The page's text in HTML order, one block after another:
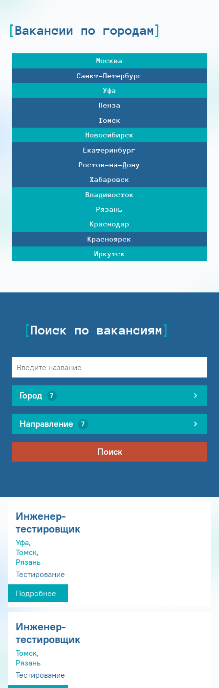
Вакансии по городам
Москва
Санкт-Петербург
Уфа
Пенза
Томск
Новосибирск
Екатеринбург
Ростов-на-Дону
Хабаровск
Владивосток
Рязань
Краснодар
Красноярск
Иркутск
Поиск по вакансиям
Город 7
Направление 7
Поиск
Инженер-
тестировщик
Уфа,
Томск,
Рязань
Тестирование
Подробнее
Инженер-
тестировщик
Томск,
Рязань
Тестирование